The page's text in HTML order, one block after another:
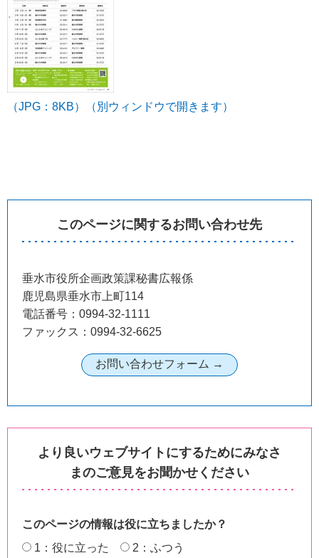
（JPG：8KB）（別ウィンドウで開きます）
このページに関するお問い合わせ先
垂水市役所企画政策課秘書広報係
鹿児島県垂水市上町114
電話番号：0994-32-1111
ファックス：0994-32-6625
より良いウェブサイトにするためにみなさ
まのご意見をお聞かせください
このページの情報は役に立ちましたか？
1：役に立った
2：ふつう